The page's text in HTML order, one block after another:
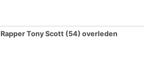
Rapper Tony Scott (54) overleden